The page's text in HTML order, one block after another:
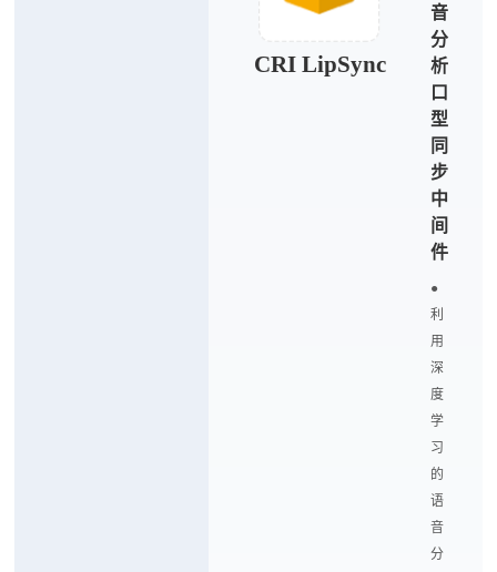
CRI LipSync
音
分
析
口
型
同
步
中
间
件
●
利
用
深
度
学
习
的
语
音
分